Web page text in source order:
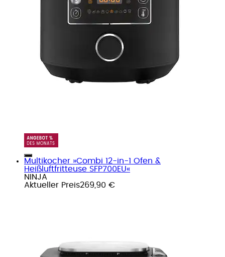
Multikocher »Combi 12-in-1 Ofen &
Heißluftfritteuse SFP700EU«
NINJA
Aktueller Preis269,90 €